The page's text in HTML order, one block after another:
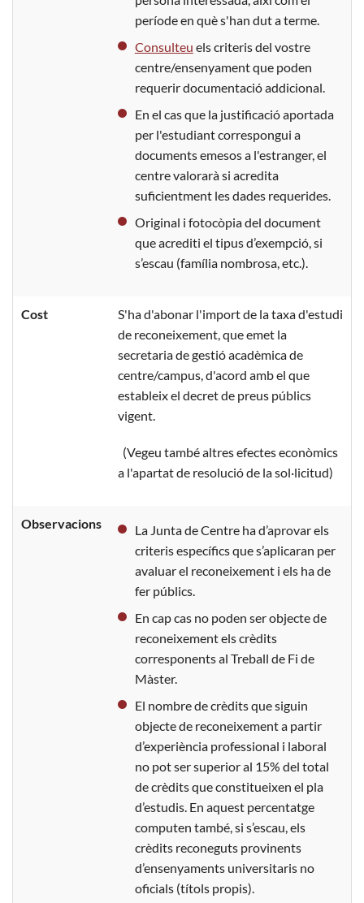
període en què s'han dut a terme.
Consulteu els criteris del vostre
centre/ensenyament que poden
requerir documentació addicional.
En el cas que la justificació aportada
per l'estudiant correspongui a
documents emesos a l'estranger, el
centre valorarà si acredita
suficientment les dades requerides.
Original i fotocòpia del document
que acrediti el tipus d’exempció, si
s’escau (família nombrosa, etc.).
Cost
S'ha d'abonar l'import de la taxa d'estudi
de reconeixement, que emet la
secretaria de gestió acadèmica de
centre/campus, d'acord amb el que
estableix el decret de preus públics
vigent.
(Vegeu també altres efectes econòmics
a l'apartat de resolució de la sol·licitud)
Observacions
La Junta de Centre ha d’aprovar els
criteris específics que s’aplicaran per
avaluar el reconeixement i els ha de
fer públics.
En cap cas no poden ser objecte de
reconeixement els crèdits
corresponents al Treball de Fi de
Màster.
El nombre de crèdits que siguin
objecte de reconeixement a partir
d’experiència professional i laboral
no pot ser superior al 15% del total
de crèdits que constitueixen el pla
d’estudis. En aquest percentatge
computen també, si s’escau, els
crèdits reconeguts provinents
d’ensenyaments universitaris no
oficials (títols propis).